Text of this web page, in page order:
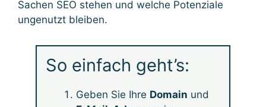
Sachen SEO stehen und welche Potenziale
ungenutzt bleiben.
So einfach geht’s:
Geben Sie Ihre Domain und